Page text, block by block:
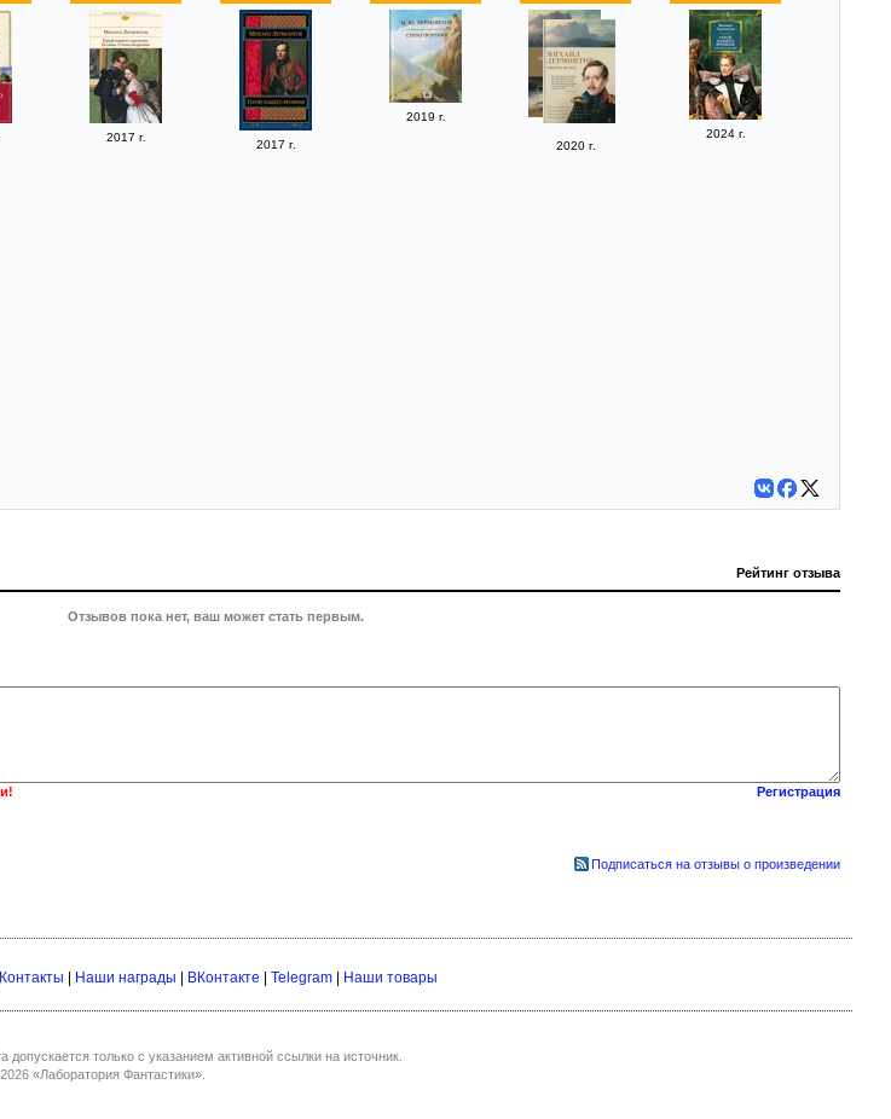
2017 г.
2017 г.
2019 г.
2020 г.
2024 г.
Рейтинг отзыва
Отзывов пока нет, ваш может стать первым.
Регистрация
Подписаться на отзывы о произведении
Контакты Наши награды ВКонтакте Telegram Наши товары
только с указанием активной ссылки на источник.
«Лаборатория Фантастики».